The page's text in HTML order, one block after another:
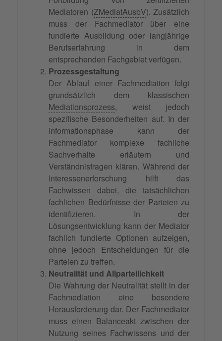
Mediatoren (ZMediatAusbV). Zusätzlich
muss der Fachmediator über eine
fundierte Ausbildung oder langjährige
Berufserfahrung in dem
entsprechenden Fachgebiet verfügen.
Prozessgestaltung
Der Ablauf einer Fachmediation folgt
grundsätzlich dem klassischen
Mediationsprozess, weist jedoch
spezifische Besonderheiten auf. In der
Informationsphase kann der
Fachmediator komplexe fachliche
Sachverhalte erläutern und
Verständnisfragen klären. Während der
Interessenerforschung hilft das
Fachwissen dabei, die tatsächlichen
fachlichen Bedürfnisse der Parteien zu
identifizieren. In der
Lösungsentwicklung kann der Mediator
fachlich fundierte Optionen aufzeigen,
ohne jedoch Entscheidungen für die
Parteien zu treffen.
Neutralität und Allparteilichkeit
Die Wahrung der Neutralität stellt in der
Fachmediation eine besondere
Herausforderung dar. Der Fachmediator
muss einen Balanceakt zwischen der
Nutzung seines Fachwissens und der